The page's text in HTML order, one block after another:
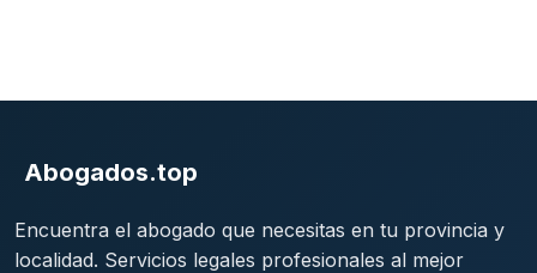
Abogados.top
Encuentra el abogado que necesitas en tu provincia y
localidad. Servicios legales profesionales al mejor